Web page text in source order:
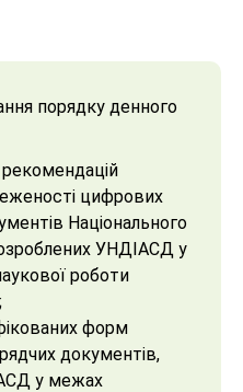
порядку денного
цифрових
Національного
УНДІАСД у
роботи
форм
документів,
у межах